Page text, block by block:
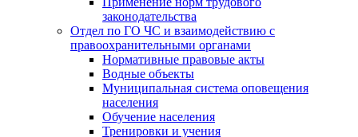
законодательства
Отдел по ГО ЧС и взаимодействию с
правоохранительными органами
Нормативные правовые акты
Водные объекты
Муниципальная система оповещения
населения
Обучение населения
Тренировки и учения